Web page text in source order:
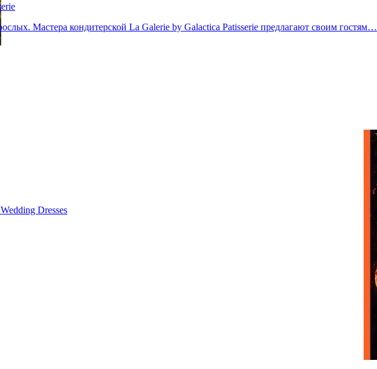
Мастера кондитерской La Galerie by Galactica Patisserie предлагают своим гостям…
Dresses